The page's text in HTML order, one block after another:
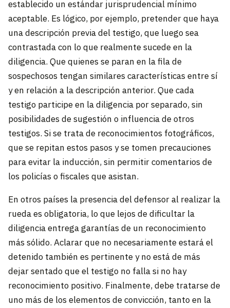
establecido un estándar jurisprudencial mínimo
aceptable. Es lógico, por ejemplo, pretender que haya
una descripción previa del testigo, que luego sea
contrastada con lo que realmente sucede en la
diligencia. Que quienes se paran en la fila de
sospechosos tengan similares características entre sí
y en relación a la descripción anterior. Que cada
testigo participe en la diligencia por separado, sin
posibilidades de sugestión o influencia de otros
testigos. Si se trata de reconocimientos fotográficos,
que se repitan estos pasos y se tomen precauciones
para evitar la inducción, sin permitir comentarios de
los policías o fiscales que asistan.
En otros países la presencia del defensor al realizar la
rueda es obligatoria, lo que lejos de dificultar la
diligencia entrega garantías de un reconocimiento
más sólido. Aclarar que no necesariamente estará el
detenido también es pertinente y no está de más
dejar sentado que el testigo no falla si no hay
reconocimiento positivo. Finalmente, debe tratarse de
uno más de los elementos de convicción, tanto en la